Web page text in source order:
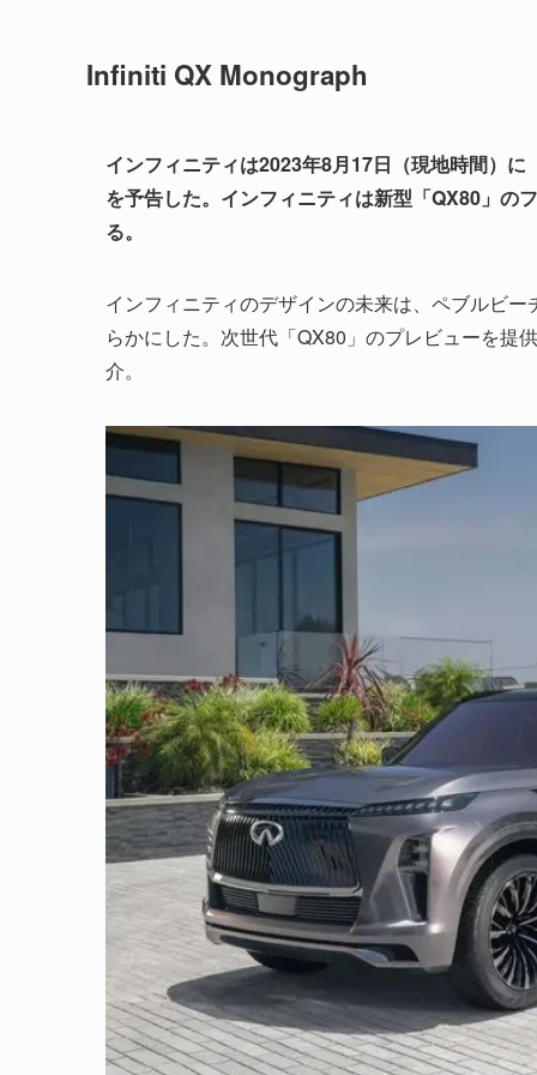
Infiniti QX Monograph
インフィニティは2023年8月17日（現地時間）
を予告した。インフィニティは新型「QX80」の
る。
インフィニティのデザインの未来は、ペブルビ
らかにした。次世代「QX80」のプレビューを提
介。